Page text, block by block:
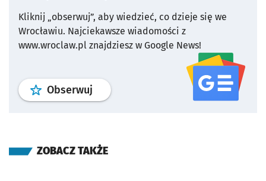
Kliknij „obserwuj”, aby wiedzieć, co dzieje się we
Wrocławiu. Najciekawsze wiadomości z
www.wroclaw.pl znajdziesz w Google News!
Obserwuj profil serwisu
ZOBACZ TAKŻE